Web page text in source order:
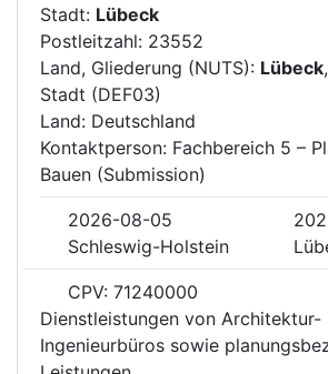
Stadt: Lübeck
Postleitzahl: 23552
Land, Gliederung (NUTS): Lübeck
Stadt (DEF03)
Land: Deutschland
Kontaktperson: Fachbereich 5 –
Bauen (Submission)
2026-08-05
Schleswig-Holstein
CPV: 71240000
Dienstleistungen von Architektur-
Ingenieurbüros sowie